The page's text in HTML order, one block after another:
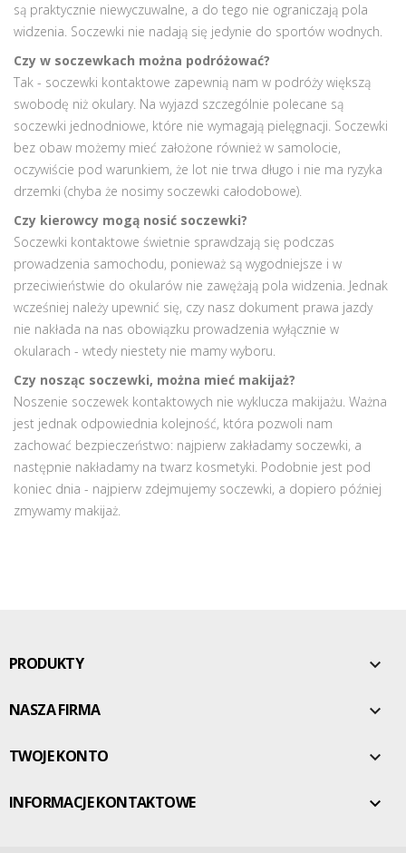
są praktycznie niewyczuwalne, a do tego nie ograniczają pola
widzenia. Soczewki nie nadają się jedynie do sportów wodnych.
Czy w soczewkach można podróżować?
Tak - soczewki kontaktowe zapewnią nam w podróży większą
swobodę niż okulary. Na wyjazd szczególnie polecane są
soczewki jednodniowe, które nie wymagają pielęgnacji. Soczewki
bez obaw możemy mieć założone również w samolocie,
oczywiście pod warunkiem, że lot nie trwa długo i nie ma ryzyka
drzemki (chyba że nosimy soczewki całodobowe).
Czy kierowcy mogą nosić soczewki?
Soczewki kontaktowe świetnie sprawdzają się podczas
prowadzenia samochodu, ponieważ są wygodniejsze i w
przeciwieństwie do okularów nie zawężają pola widzenia. Jednak
wcześniej należy upewnić się, czy nasz dokument prawa jazdy
nie nakłada na nas obowiązku prowadzenia wyłącznie w
okularach - wtedy niestety nie mamy wyboru.
Czy nosząc soczewki, można mieć makijaż?
Noszenie soczewek kontaktowych nie wyklucza makijażu. Ważna
jest jednak odpowiednia kolejność, która pozwoli nam
zachować bezpieczeństwo: najpierw zakładamy soczewki, a
następnie nakładamy na twarz kosmetyki. Podobnie jest pod
koniec dnia - najpierw zdejmujemy soczewki, a dopiero później
zmywamy makijaż.
PRODUKTY 
NASZA FIRMA 
TWOJE KONTO 
INFORMACJE KONTAKTOWE 